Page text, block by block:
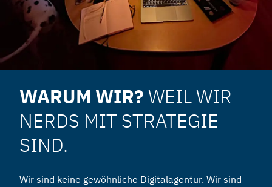
WARUM WIR?WEIL WIR
NERDS MIT STRATEGIE
SIND.
Wir sind keine gewöhnliche Digitalagentur. Wir sind